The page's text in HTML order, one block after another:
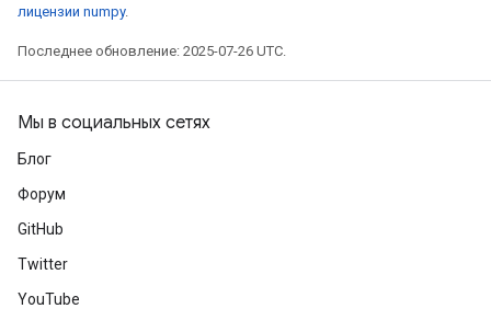
лицензии numpy.
Последнее обновление: 2025-07-26 UTC.
Мы в социальных сетях
Блог
Форум
GitHub
Twitter
YouTube